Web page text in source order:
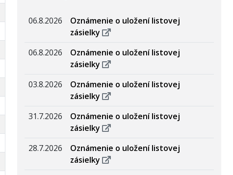
06.8.2026
Oznámenie o uložení listovej
zásielky
06.8.2026
Oznámenie o uložení listovej
zásielky
03.8.2026
Oznámenie o uložení listovej
zásielky
31.7.2026
Oznámenie o uložení listovej
zásielky
28.7.2026
Oznámenie o uložení listovej
zásielky